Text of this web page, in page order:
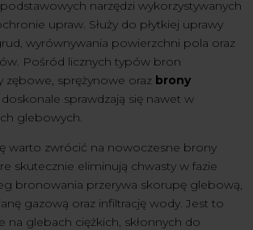
narzędzi wykorzystywanych
upraw. Służy do płytkiej uprawy
wyrównywania powierzchni pola oraz
Pośród licznych typów bron
zębowe, sprężynowe oraz brony
sprawdzają się nawet w
glebowych.
warto zwrócić na nowoczesne brony
skutecznie eliminują chwasty w fazie
bronowania przerywa skorupę glebową,
gazową oraz infiltrację wody. Jest to
na glebach ciężkich, skłonnych do